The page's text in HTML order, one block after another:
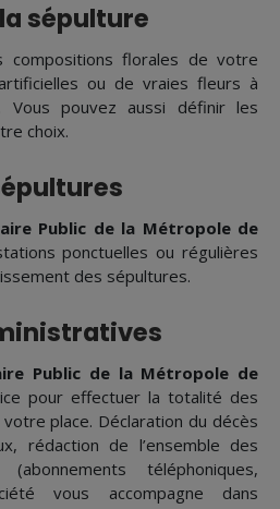
sépulture
compositions florales de votre
ou de vraies fleurs à
pouvez aussi définir les
choix.
Public de la Métropole de
ponctuelles ou régulières
des sépultures.
Public de la Métropole de
pour effectuer la totalité des
place. Déclaration du décès
rédaction de l’ensemble des
téléphoniques,
vous accompagne dans